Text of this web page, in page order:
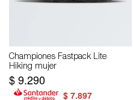
Championes Fastpack Lite
Hiking mujer
$9.290
$ 7.897